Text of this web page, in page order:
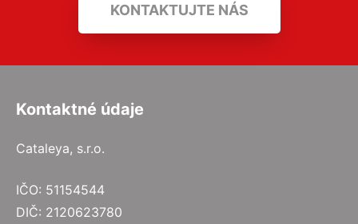
KONTAKTUJTE NÁS
Kontaktné údaje
Cataleya, s.r.o.
IČO: 51154544
DIČ: 2120623780